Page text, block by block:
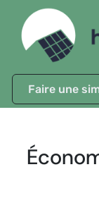
Faire une